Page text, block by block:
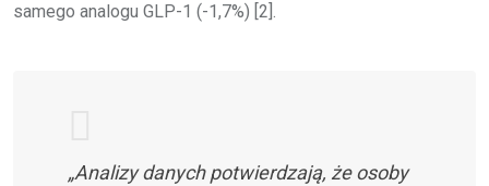
samego analogu GLP-1 (-1,7%) [2].
„Analizy danych potwierdzają, że osoby